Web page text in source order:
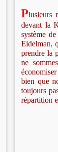
Plusieurs
devant la
système
Eidelman,
prendre la
ne
bien que
toujours
répartition